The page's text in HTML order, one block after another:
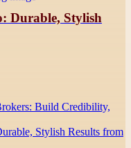
Durable, Stylish
Build Credibility,
Stylish Results from